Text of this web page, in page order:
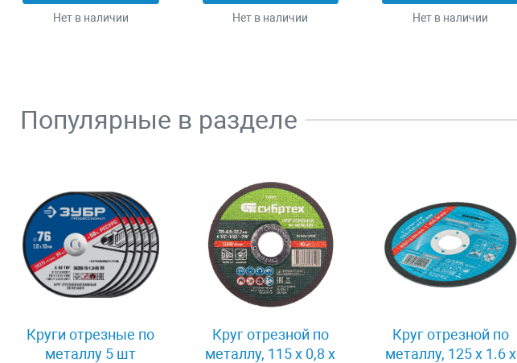
Нет в наличии Нет в наличии Нет в наличии
Популярные в разделе
Круги отрезные по
металлу 5 шт
Круг отрезной по
металлу, 115 х 0,8 х
Круг отрезной по
металлу, 125 х 1.6 х